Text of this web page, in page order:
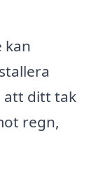
kan
att ditt tak
regn,